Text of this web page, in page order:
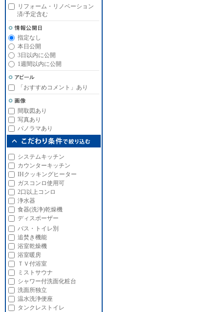
リフォーム・リノベーション
済/予定含む
指定なし
本日公開
3日以内に公開
1週間以内に公開
「おすすめコメント」あり
間取図あり
写真あり
パノラマあり
システムキッチン
カウンターキッチン
IHクッキングヒーター
ガスコンロ使用可
2口以上コンロ
浄水器
食器(洗浄)乾燥機
ディスポーザー
バス・トイレ別
追焚き機能
浴室乾燥機
浴室暖房
ＴＶ付浴室
ミストサウナ
シャワー付洗面化粧台
洗面所独立
温水洗浄便座
タンクレストイレ